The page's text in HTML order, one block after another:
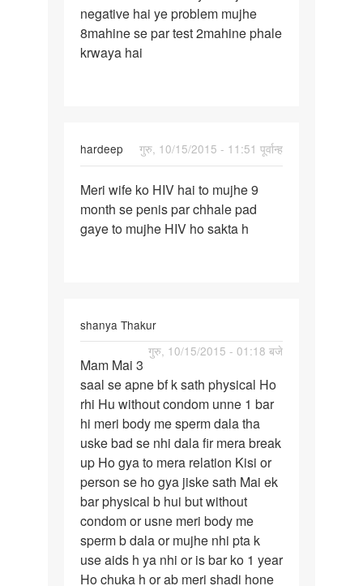
me
white
spot
negative hai ye problem mujhe
8mahine se par test 2mahine phale
krwaya hai
hardeep
गुरु, 10/15/2015 - 11:51 पूर्वान्ह
Meri
wife
ko
Meri wife ko HIV hai to mujhe 9
month se penis par chhale pad
gaye to mujhe HIV ho sakta h
shanya Thakur
गुरु, 10/15/2015 - 01:18 बजे
Mam
Mai
3
saal
se
apne
bf
k
Mam Mai 3
saal se apne bf k sath physical Ho
rhi Hu without condom unne 1 bar
hi meri body me sperm dala tha
uske bad se nhi dala fir mera break
up Ho gya to mera relation Kisi or
person se ho gya jiske sath Mai ek
bar physical b hui but without
condom or usne meri body me
sperm b dala or mujhe nhi pta k
use aids h ya nhi or is bar ko 1 year
Ho chuka h or ab meri shadi hone